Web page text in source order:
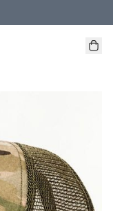
Carabiner 2.0 扣環（贈品